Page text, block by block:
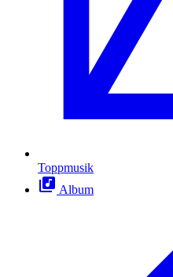
Toppmusik
Album